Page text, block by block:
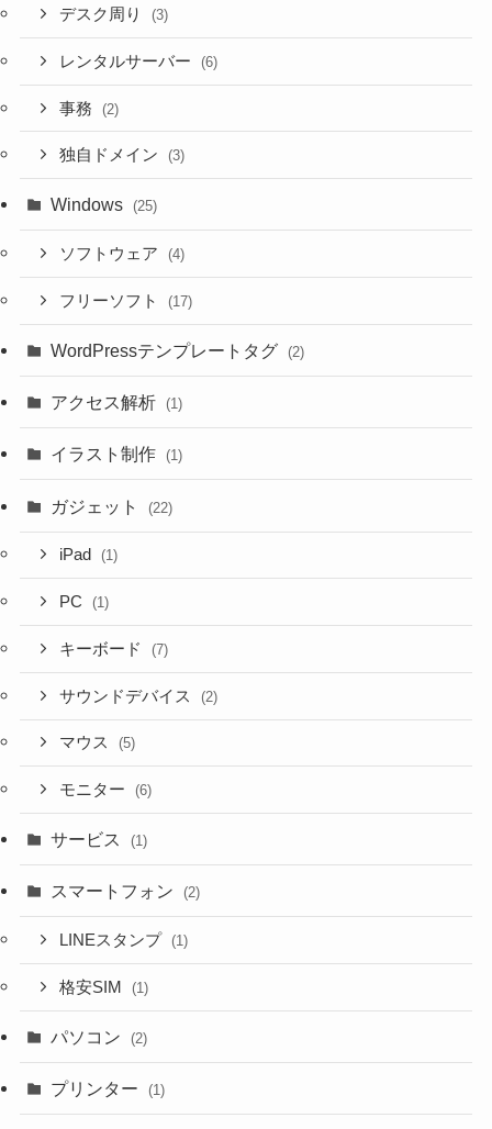
デスク周り (3)
レンタルサーバー (6)
事務 (2)
独自ドメイン (3)
Windows (25)
ソフトウェア (4)
フリーソフト (17)
WordPressテンプレートタグ (2)
アクセス解析 (1)
イラスト制作 (1)
ガジェット (22)
iPad (1)
PC (1)
キーボード (7)
サウンドデバイス (2)
マウス (5)
モニター (6)
サービス (1)
スマートフォン (2)
LINEスタンプ (1)
格安SIM (1)
パソコン (2)
プリンター (1)